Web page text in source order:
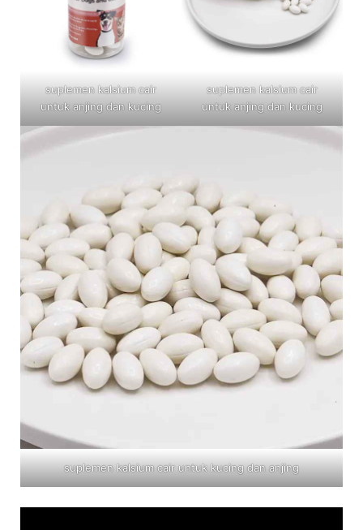
suplemen kalsium cair
untuk anjing dan kucing
suplemen kalsium cair
untuk anjing dan kucing
suplemen kalsium cair untuk kucing dan anjing